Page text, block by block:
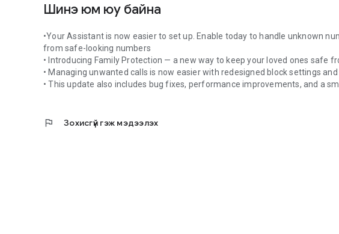
Шинэ юм юу байна
•Your Assistant is now easier to set up. Enable today to handle unknown
from safe-looking numbers
• Introducing Family Protection — a new way to keep your loved ones safe
• Managing unwanted calls is now easier with redesigned block settings
• This update also includes bug fixes, performance improvements, and a
flag Зохисгүй гэж мэдээлэх